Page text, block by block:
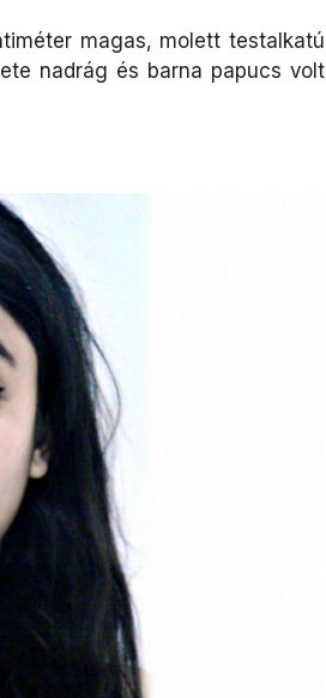
magas, molett testalkatú
nadrág és barna papucs volt